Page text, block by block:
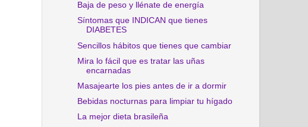
Baja de peso y llénate de energía
Síntomas que INDICAN que tienes
DIABETES
Sencillos hábitos que tienes que cambiar
Mira lo fácil que es tratar las uñas
encarnadas
Masajearte los pies antes de ir a dormir
Bebidas nocturnas para limpiar tu hígado
La mejor dieta brasileña